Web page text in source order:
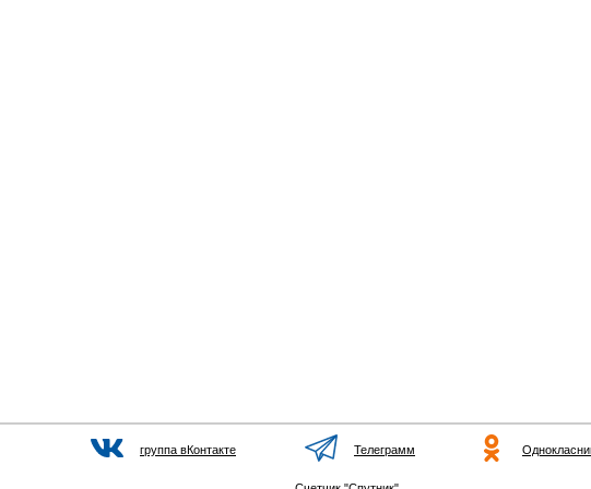
группа вКонтакте Телеграмм